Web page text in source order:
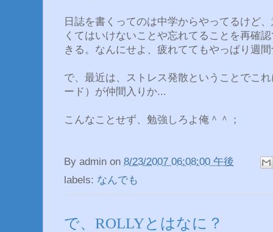
日誌を書くってのは中学からやってるけど
くてはいけないことや忘れてることを再確
きる。なんにせよ、疲れててもやっぱり週
で、最近は、ストレス発散ということでこ
ード）が仲間入りか...
こんなことせず、勉強しろよ俺＾＾；
By admin on 8/23/2007 06:08:00 午後
labels: なんでも
で、ROLLYとはなに？